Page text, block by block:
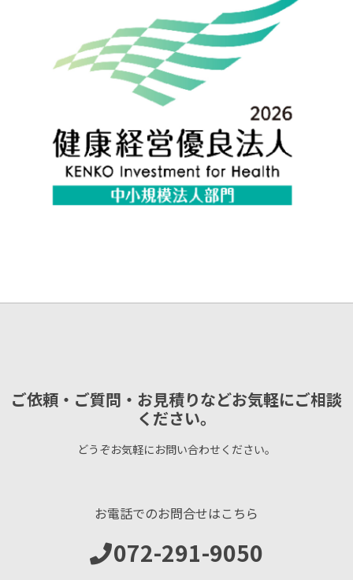
ご依頼・ご質問・お見積りなどお気軽にご相談
ください。
どうぞお気軽にお問い合わせください。
お電話でのお問合せはこちら
072-291-9050